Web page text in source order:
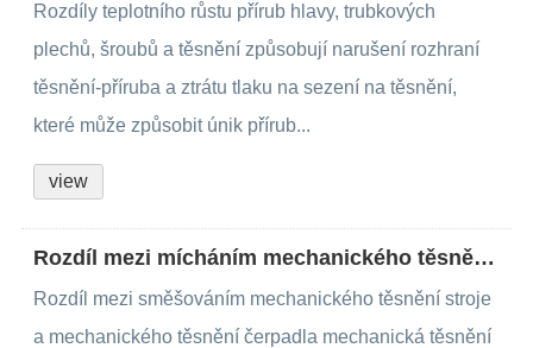
Rozdíly teplotního růstu přírub hlavy, trubkových
plechů, šroubů a těsnění způsobují narušení rozhraní
těsnění-příruba a ztrátu tlaku na sezení na těsnění,
které může způsobit únik přírub...
view
Rozdíl mezi mícháním mechanického těsnění a čerpadlem mechanického těsnění
Rozdíl mezi směšováním mechanického těsnění stroje
a mechanického těsnění čerpadla mechanická těsnění